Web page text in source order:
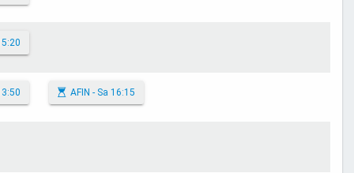
AFIN - Sa 16:15